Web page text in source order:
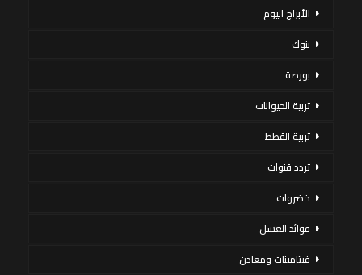
الأبراج اليوم
بنوك
بورصة
تربية الحيوانات
تربية القطط
تردد قنوات
خضروات
فوائد العسل
فيتامينات ومعادن